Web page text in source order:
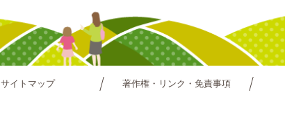
サイトマップ 著作権・リンク・免責事項